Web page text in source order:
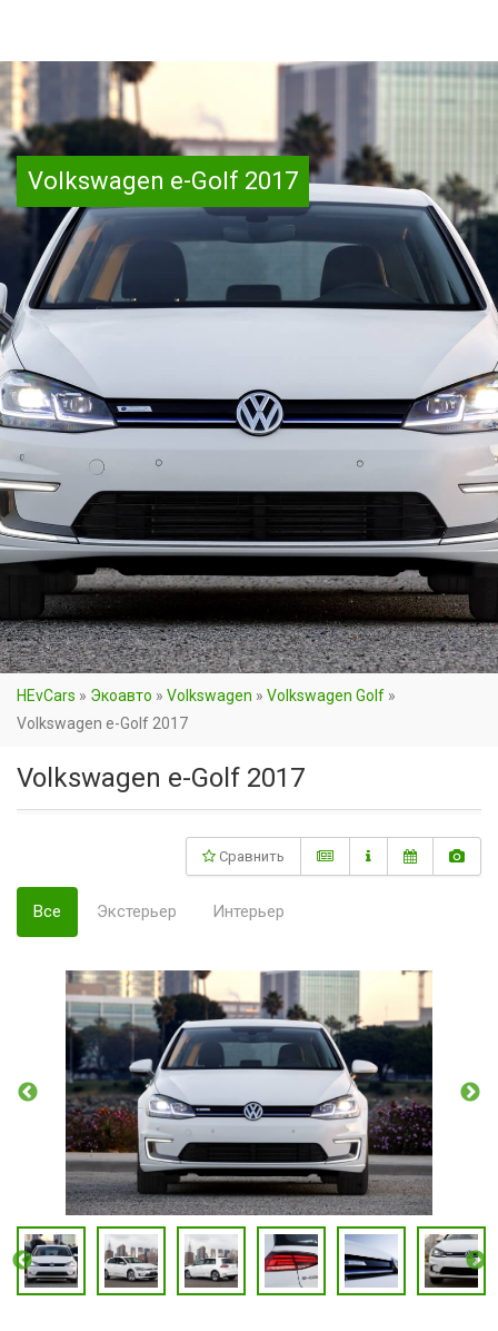
Volkswagen e-Golf 2017
HEvCars » Экоавто » Volkswagen » Volkswagen Golf »
Volkswagen e-Golf 2017
Volkswagen e-Golf 2017
Сравнить
Все Экстерьер Интерьер